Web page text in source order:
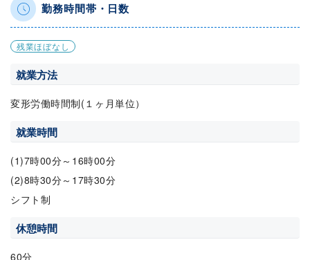
勤務時間帯・日数
残業ほぼなし
就業方法
変形労働時間制(１ヶ月単位）
就業時間
(1)7時00分～16時00分
(2)8時30分～17時30分
シフト制
休憩時間
60分